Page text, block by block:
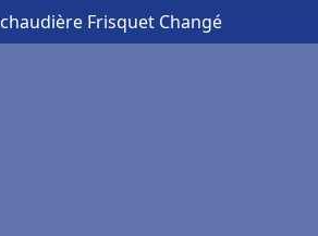
Frisquet Changé